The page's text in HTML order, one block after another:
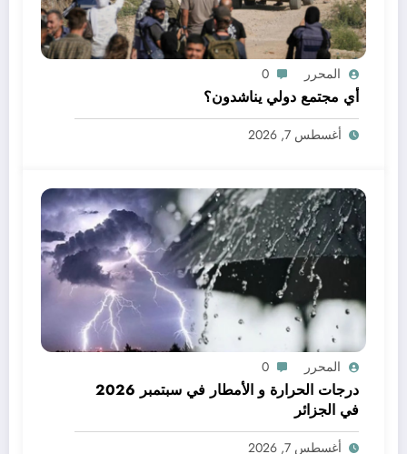
المحرر 0
أي مجتمع دولي يناشدون؟
أغسطس 7, 2026
المحرر 0
درجات الحرارة و الأمطار في سبتمبر 2026
في الجزائر
أغسطس 7, 2026